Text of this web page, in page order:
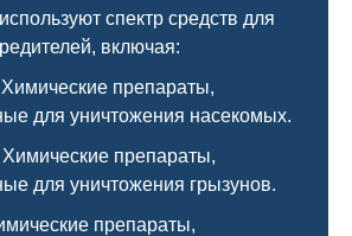
спектр средств для
включая:
препараты,
для уничтожения насекомых.
препараты,
для уничтожения грызунов.
препараты,